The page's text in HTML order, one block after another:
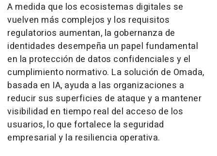
A medida que los ecosistemas digitales se
vuelven más complejos y los requisitos
regulatorios aumentan, la gobernanza de
identidades desempeña un papel fundamental
en la protección de datos confidenciales y el
cumplimiento normativo. La solución de Omada,
basada en IA, ayuda a las organizaciones a
reducir sus superficies de ataque y a mantener
visibilidad en tiempo real del acceso de los
usuarios, lo que fortalece la seguridad
empresarial y la resiliencia operativa.